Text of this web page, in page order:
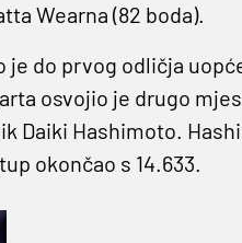
Wearna (82 boda).
je do prvog odličja
osvojio je drugo
Daiki Hashimoto.
okončao s 14.633.